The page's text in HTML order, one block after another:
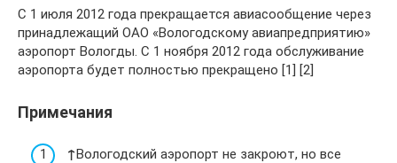
С 1 июля 2012 года прекращается авиасообщение через
принадлежащий ОАО «Вологодскому авиапредприятию»
аэропорт Вологды. С 1 ноября 2012 года обслуживание
аэропорта будет полностью прекращено [1] [2]
Примечания
↑Вологодский аэропорт не закроют, но все